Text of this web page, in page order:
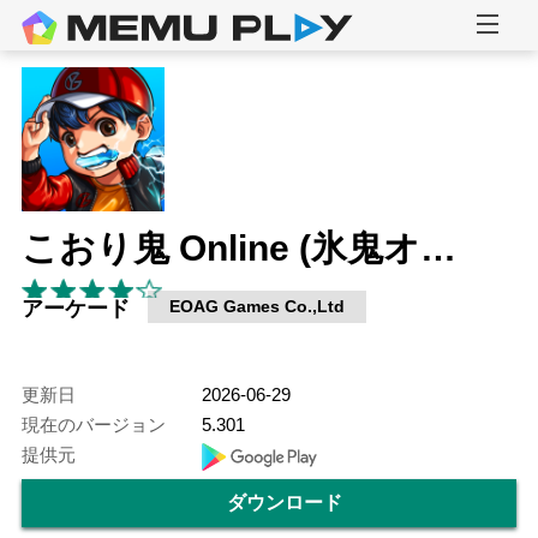
こおり鬼 Online (氷鬼オンライン)
アーケード EOAG Games Co.,Ltd
更新日
2026-06-29
現在のバージョン
5.301
提供元
ダウンロード